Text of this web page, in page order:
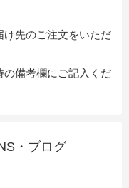
先のご注文をいただ
の備考欄にご記入くだ
・ブログ